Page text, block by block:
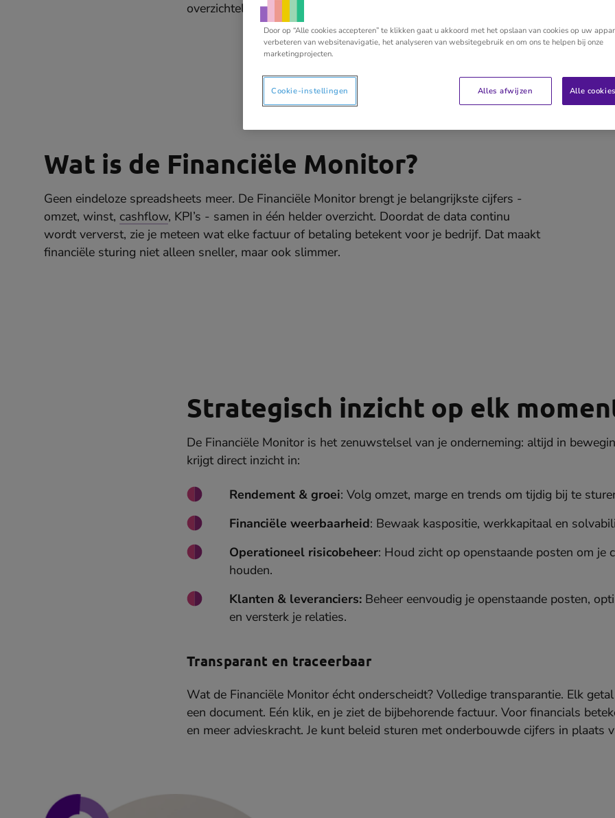
overzichtelijke plek.
Wat is de Financiële Monitor?
Geen eindeloze spreadsheets meer. De Financiële Monitor brengt je belangrijkste cijfers -
omzet, winst, cashflow, KPI’s - samen in één helder overzicht. Doordat de data continu
wordt ververst, zie je meteen wat elke factuur of betaling betekent voor je bedrijf. Dat maakt
financiële sturing niet alleen sneller, maar ook slimmer.
Strategisch inzicht op elk
De Financiële Monitor is het zenuwstelsel van je onderneming: altijd in
krijgt direct inzicht in:
Rendement & groei: Volg omzet, marge en trends om tijdig bij te
Financiële weerbaarheid: Bewaak kaspositie, werkkapitaal en
Operationeel risicobeheer: Houd zicht op openstaande posten om je
houden.
Klanten & leveranciers:Beheer eenvoudig je openstaande posten,
en versterk je relaties.
Transparant en traceerbaar
Wat de Financiële Monitor écht onderscheidt? Volledige transparantie. Elk
een document. Eén klik, en je ziet de bijbehorende factuur. Voor financials
en meer advieskracht. Je kunt beleid sturen met onderbouwde cijfers in plaats
Door op “Alle cookies accepteren” te klikken gaat u akkoord met het opslaan van cookies op uw
verbeteren van websitenavigatie, het analyseren van websitegebruik en om ons te helpen bij onze
marketingprojecten.
Alles afwijzen Alle
Cookie-instellingen